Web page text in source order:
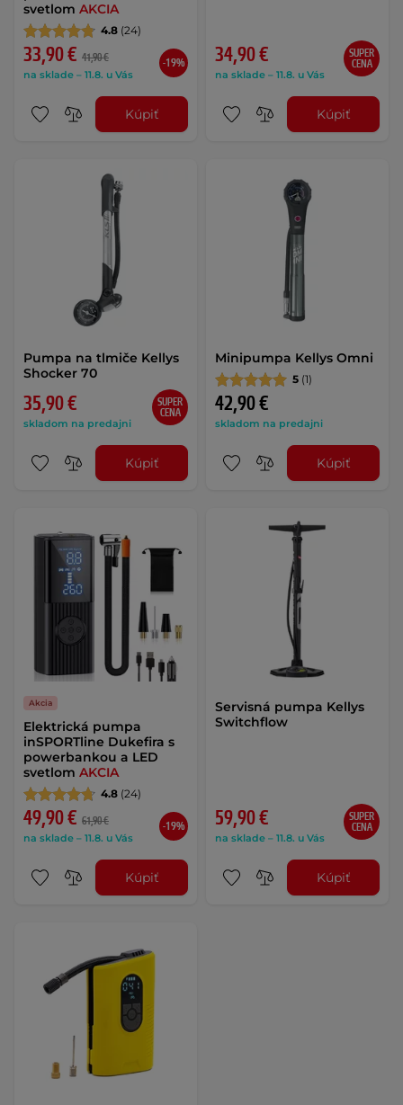
svetlom AKCIA
4.8 (24)
33,90 € 41,90 €
na sklade – 11.8. u Vás
-19%
Kúpiť
34,90 €
na sklade – 11.8. u Vás
SUPER
CENA
Kúpiť
Pumpa na tlmiče Kellys
Shocker 70
35,90 €
skladom na predajni
SUPER
CENA
Kúpiť
Minipumpa Kellys Omni
5 (1)
42,90 €
skladom na predajni
Kúpiť
Akcia
Elektrická pumpa
inSPORTline Dukefira s
powerbankou a LED
svetlom AKCIA
4.8 (24)
49,90 € 61,90 €
na sklade – 11.8. u Vás
-19%
Kúpiť
Servisná pumpa Kellys
Switchflow
59,90 €
na sklade – 11.8. u Vás
SUPER
CENA
Kúpiť